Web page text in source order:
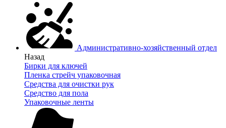
Административно-хозяйственный отдел
Назад
Бирки для ключей
Пленка стрейч упаковочная
Средства для очистки рук
Средство для пола
Упаковочные ленты